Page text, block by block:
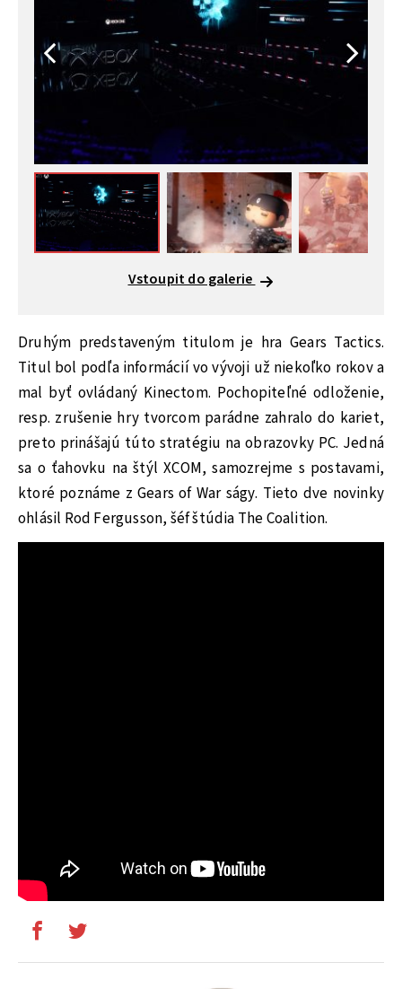
Vstoupit do galerie
Druhým predstaveným titulom je hra Gears Tactics.
Titul bol podľa informácií vo vývoji už niekoľko rokov a
mal byť ovládaný Kinectom. Pochopiteľné odloženie,
resp. zrušenie hry tvorcom parádne zahralo do kariet,
preto prinášajú túto stratégiu na obrazovky PC. Jedná
sa o ťahovku na štýl XCOM, samozrejme s postavami,
ktoré poznáme z Gears of War ságy. Tieto dve novinky
ohlásil Rod Fergusson, šéf štúdia The Coalition.